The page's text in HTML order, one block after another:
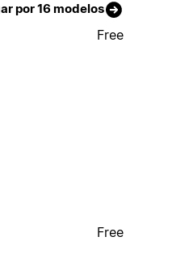
por 16 modelos
Free
Free